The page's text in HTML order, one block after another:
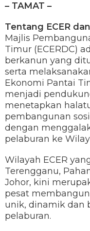
– TAMAT –
Tentang ECER
Majlis
Timur (ECERDC)
berkanun yang
serta
Ekonomi Pantai
menjadi
menetapkan
pembangunan
dengan
pelaburan ke
Wilayah ECER
Terengganu,
Johor, kini
pesat
unik, dinamik dan
pelaburan.